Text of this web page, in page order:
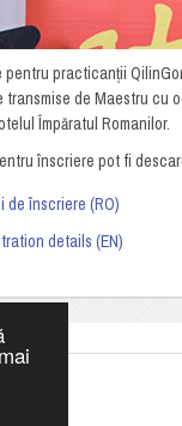
pentru practicanții
transmise de Maestru cu
Împăratul Romanilor.
înscriere pot fi
de înscriere (RO)
details (EN)